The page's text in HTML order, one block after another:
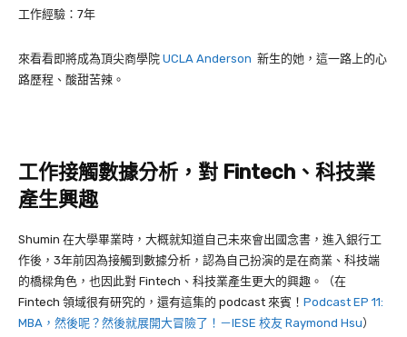
工作經驗： 7年
來看看即將成為頂尖商學院 UCLA Anderson 新生的她，這一路上的心
路歷程、酸甜苦辣。
工作接觸數據分析，對 Fintech、科技業
產生興趣
Shumin 在大學畢業時，大概就知道自己未來會出國念書，進入銀行工
作後，3年前因為接觸到數據分析，認為自己扮演的是在商業、科技端
的橋樑角色，也因此對 Fintech、科技業產生更大的興趣。（在
Fintech 領域很有研究的，還有這集的 podcast 來賓！ Podcast EP 11:
MBA，然後呢？然後就展開大冒險了！－IESE 校友 Raymond Hsu）